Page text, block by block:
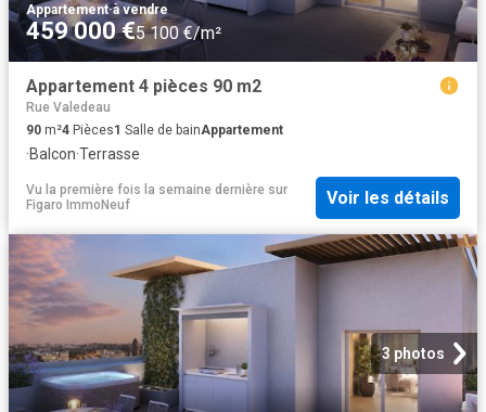
Appartement·à vendre
459 000 €5 100 €/m²
Appartement 4 pièces 90 m2
Rue Valedeau
90 m²4 Pièces1 Salle de bainAppartement
·Balcon·Terrasse
Vu la première fois la semaine dernière sur
Figaro ImmoNeuf
Voir les détails
3 photos